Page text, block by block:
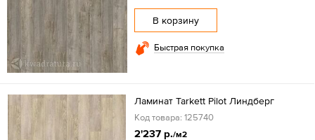
В корзину
Быстрая покупка
Ламинат Tarkett Pilot Линдберг
Код товара: 125740
2'237 р./м2